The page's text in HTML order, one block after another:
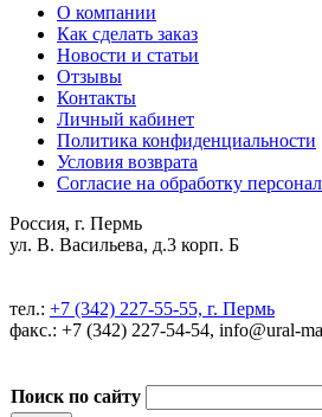
О компании
Как сделать заказ
Новости и статьи
Отзывы
Контакты
Личный кабинет
Политика конфиденциальности
Условия возврата
Согласие на обработку
Россия, г. Пермь
ул. В. Васильева, д.3 корп. Б
тел.: +7 (342) 227-55-55, г. Пермь
факс.: +7 (342) 227-54-54, info@ural-
Поиск по сайту